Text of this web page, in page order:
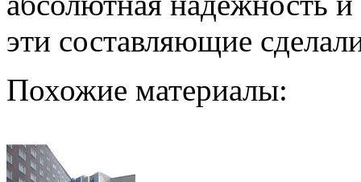
эти составляющие
Похожие материалы: